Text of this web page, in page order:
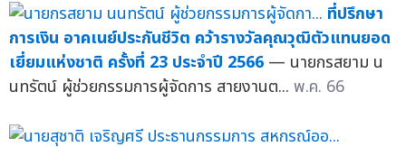
ที่ปรึกษา
การเงิน อาคเนย์ประกันชีวิต คว้ารางวัลคุณวุฒิตัวแทนยอด
เยี่ยมแห่งชาติ ครั้งที่ 23 ประจำปี 2566 — นายกรสยาม น
นทรัตน์ ผู้ช่วยกรรมการผู้จัดการ สายงานต... พ.ค. 66